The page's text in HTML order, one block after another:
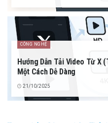
CÔNG NGHỆ
Hướng Dẫn Tải Video Từ X
Một Cách Dễ Dàng
21/10/2025